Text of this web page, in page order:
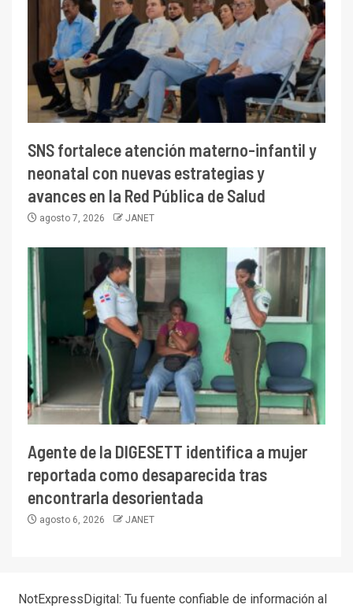
SNS fortalece atención materno-infantil y
neonatal con nuevas estrategias y
avances en la Red Pública de Salud
agosto 7, 2026 JANET
Agente de la DIGESETT identifica a mujer
reportada como desaparecida tras
encontrarla desorientada
agosto 6, 2026 JANET
NotExpressDigital: Tu fuente confiable de información al